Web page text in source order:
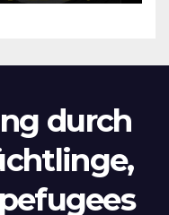
durch